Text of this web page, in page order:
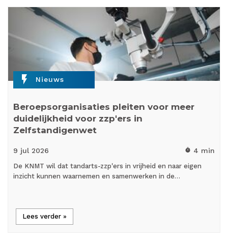
flash_on Nieuws
Beroepsorganisaties pleiten voor meer
duidelijkheid voor zzp'ers in
Zelfstandigenwet
9 jul 2026 timer 4 min
De KNMT wil dat tandarts-zzp'ers in vrijheid en naar eigen
inzicht kunnen waarnemen en samenwerken in de…
Lees verder »